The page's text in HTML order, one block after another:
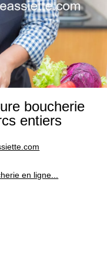
boucherie
entiers
en ligne...